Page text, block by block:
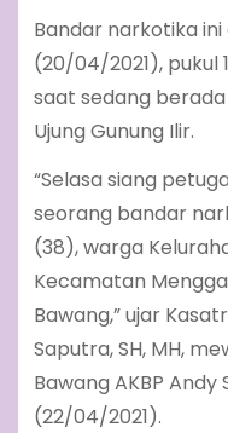
Bandar narkotika
(20/04/2021), pukul
saat sedang
Ujung Gunung Ilir.
“Selasa siang
seorang bandar
(38), warga
Kecamatan
Bawang,” ujar
Saputra, SH, MH,
Bawang AKBP Andy
(22/04/2021).